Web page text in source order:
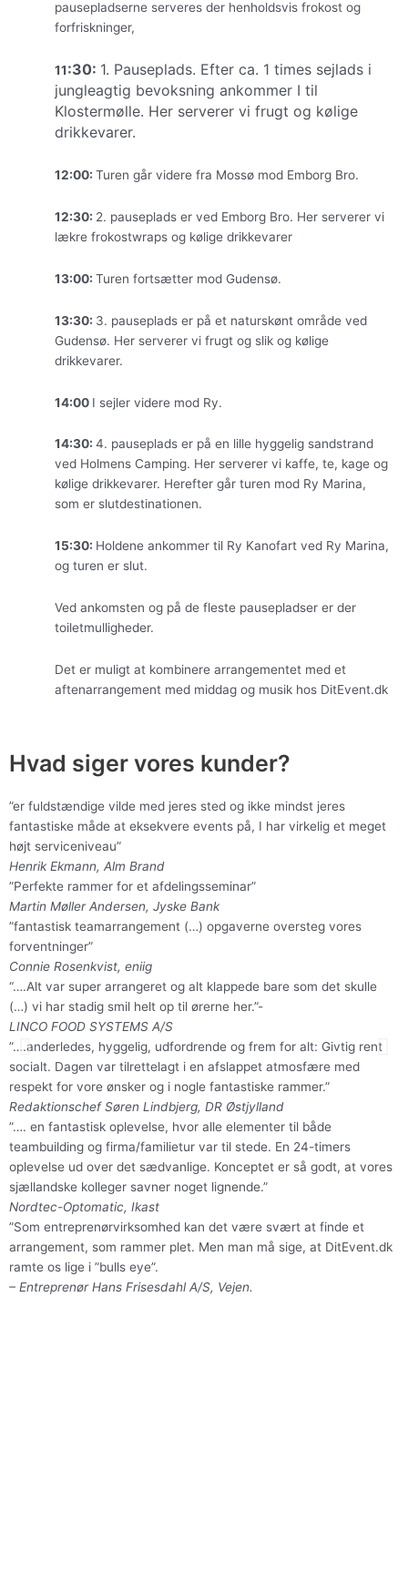
pausepladserne serveres der henholdsvis frokost og
forfriskninger,
11:30: 1. Pauseplads. Efter ca. 1 times sejlads i
jungleagtig bevoksning ankommer I til
Klostermølle. Her serverer vi frugt og kølige
drikkevarer.
12:00: Turen går videre fra Mossø mod Emborg Bro.
12:30: 2. pauseplads er ved Emborg Bro. Her serverer vi
lækre frokostwraps og kølige drikkevarer
13:00: Turen fortsætter mod Gudensø.
13:30: 3. pauseplads er på et naturskønt område ved
Gudensø. Her serverer vi frugt og slik og kølige
drikkevarer.
14:00 I sejler videre mod Ry.
14:30: 4. pauseplads er på en lille hyggelig sandstrand
ved Holmens Camping. Her serverer vi kaffe, te, kage og
kølige drikkevarer. Herefter går turen mod Ry Marina,
som er slutdestinationen.
15:30: Holdene ankommer til Ry Kanofart ved Ry Marina,
og turen er slut.
Ved ankomsten og på de fleste pausepladser er der
toiletmulligheder.
Det er muligt at kombinere arrangementet med et
aftenarrangement med middag og musik hos DitEvent.dk
Hvad siger vores kunder?
”er fuldstændige vilde med jeres sted og ikke mindst jeres
fantastiske måde at eksekvere events på, I har virkelig et meget
højt serviceniveau”
Henrik Ekmann, Alm Brand
”Perfekte rammer for et afdelingsseminar”
Martin Møller Andersen, Jyske Bank
”fantastisk teamarrangement (…) opgaverne oversteg vores
forventninger”
Connie Rosenkvist, eniig
“….Alt var super arrangeret og alt klappede bare som det skulle
(…) vi har stadig smil helt op til ørerne her.”-
LINCO FOOD SYSTEMS A/S
”….anderledes, hyggelig, udfordrende og frem for alt: Givtig rent
socialt. Dagen var tilrettelagt i en afslappet atmosfære med
respekt for vore ønsker og i nogle fantastiske rammer.”
Redaktionschef Søren Lindbjerg, DR Østjylland
”…. en fantastisk oplevelse, hvor alle elementer til både
teambuilding og firma/familietur var til stede. En 24-timers
oplevelse ud over det sædvanlige. Konceptet er så godt, at vores
sjællandske kolleger savner noget lignende.”
Nordtec-Optomatic, Ikast
”Som entreprenørvirksomhed kan det være svært at finde et
arrangement, som rammer plet. Men man må sige, at DitEvent.dk
ramte os lige i ”bulls eye”.
– Entreprenør Hans Frisesdahl A/S, Vejen.
Tidligere